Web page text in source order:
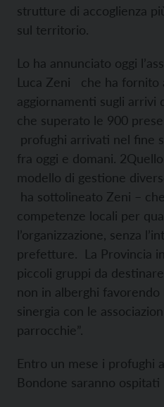
strutture di accoglienza
sul territorio.
Lo ha annunciato oggi
Luca Zeni che ha fornito
aggiornamenti sugli arrivi
che superato le 900
profughi arrivati nel fine
fra oggi e domani.
modello di gestione
ha sottolineato Zeni –
competenze locali per
l’organizzazione, senza
prefetture. La Provincia
piccoli gruppi da
non in alberghi favorendo
sinergia con le
parrocchie”.
Entro un mese i profughi
Bondone saranno